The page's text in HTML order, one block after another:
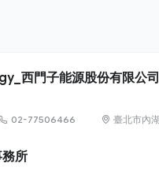
西門子能源股份有限公司
02-77506466 臺北市內
所